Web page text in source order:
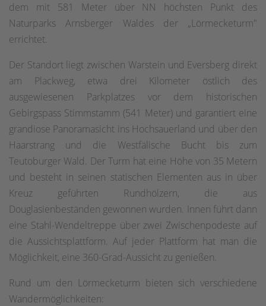
dem mit 581 Meter über NN höchsten Punkt des
Naturparks Arnsberger Waldes der „Lörmecketurm"
errichtet.
Der Standort liegt zwischen Warstein und Eversberg direkt
am Plackweg, etwa drei Kilometer östlich des
ausgewiesenen Parkplatzes vor dem historischen
Gebirgspass Stimmstamm (541 Meter) und garantiert eine
grandiose Panoramasicht ins Hochsauerland und über den
Haarstrang und die Westfälische Bucht bis zum
Teutoburger Wald. Der Turm hat eine Höhe von 35 Metern
und besteht in seinen statischen Elementen aus in über
Kreuz geführten Rundhölzern, die aus
Douglasienbeständen gewonnen wurden. Innen führt dann
eine Stahl-Wendeltreppe über zwei Zwischenpodeste auf
die Aussichtsplattform. Auf jeder Plattform hat man die
Möglichkeit, eine 360-Grad-Aussicht zu genießen.
Rund um den Lörmecketurm bieten sich verschiedene
Wandermöglichkeiten: